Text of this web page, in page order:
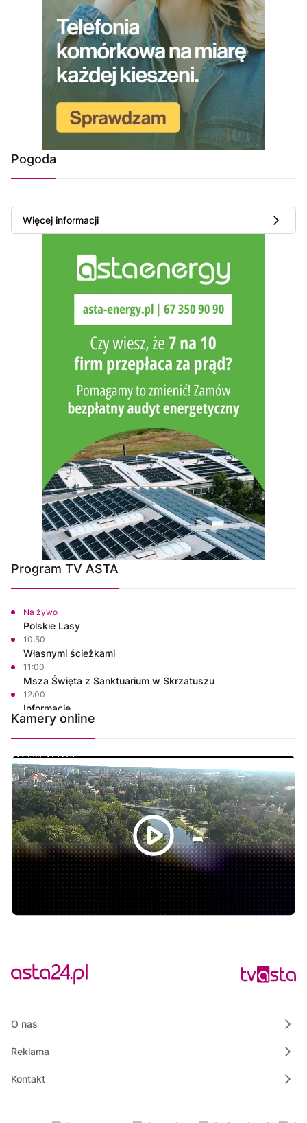
Pogoda
Więcej informacji
Program TV ASTA
Na żywo
Polskie Lasy
10:50
Własnymi ścieżkami
11:00
Msza Święta z Sanktuarium w Skrzatuszu
12:00
Informacje
12:15
Na szczęście piątek
Rozmowa dnia
12:45
Rozmowa dnia
13:00
Praktycznie o nieruchomościach
13:50
Raport PCT
14:00
Wielkopolska na Weekend
14:25
Wspólnie dla bezpieczeństwa Gminy Krajenka
14:30
15:00
Polskie Lasy
15:30
Kamery online
O nas
Reklama
Kontakt